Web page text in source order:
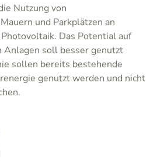
Nutzung von
und Parkplätzen an
Das Potential auf
Anlagen soll besser genutzt
sollen bereits bestehende
genutzt werden und nicht